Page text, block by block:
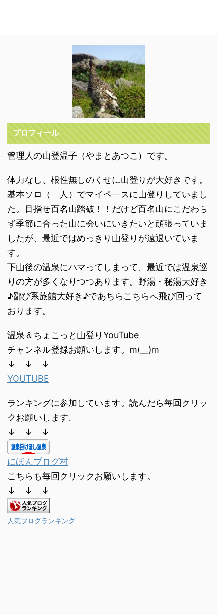
プロフィール
管理人の山登温子（やまとあつこ）です。
体力なし、根性無しのくせに山登りが大好きです。
基本ソロ（一人）でマイペースに山登りしていまし
た。目指せ百名山踏破！！だけど百名山にこだわら
ず季節に合った山に会いにいきたいと頑張っていま
したが、最近ではめっきり山登りが遠退いていま
す。
下山後の温泉にハマってしまって、最近では温泉巡
りの方が多くなりつつあります。野湯・秘湯大好き
♪鄙び系旅館大好き♪であちらこちらへ飛び回って
おります。
温泉＆ちょこっと山登りYouTube
チャンネル登録お願いします。m(__)m
↓ ↓ ↓
YOUTUBE
ランキングに参加しています。読んだら毎回クリッ
クお願いします。
↓ ↓ ↓
にほんブログ村
こちらも毎回クリックお願いします。
↓ ↓ ↓
人気ブログランキング